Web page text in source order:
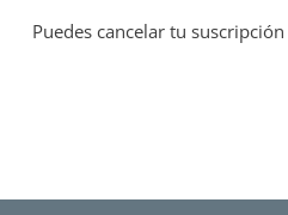
Puedes cancelar tu suscripción